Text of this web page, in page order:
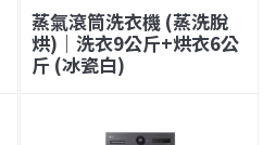
蒸氣滾筒洗衣機 (蒸洗脫
烘)｜洗衣9公斤+烘衣6公
斤 (冰瓷白)